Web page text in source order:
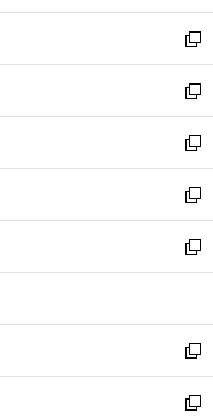
開
く
ウ
で
開
く
ン
ド
ウ
で
開
く
ウ
ィ
ン
ド
ウ
で
開
く
新
し
い
ウ
ィ
ン
ド
ウ
で
開
新
し
い
ウ
ィ
ン
ド
ウ
開
く
新
し
い
ウ
ィ
ン
ウ
で
開
く
新
し
い
ウ
ン
ド
ウ
で
新
し
ウ
ィ
ン
ド
新
し
い
新